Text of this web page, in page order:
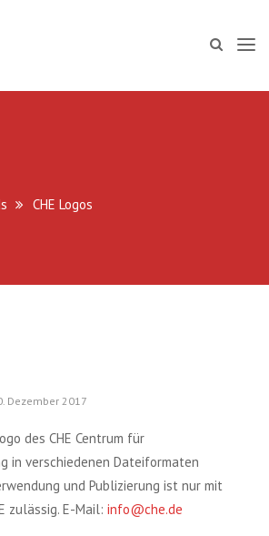
CHE Logos
Dezember 2017
des CHE Centrum für
in verschiedenen Dateiformaten
und Publizierung ist nur mit
zulässig. E-Mail: info@che.de